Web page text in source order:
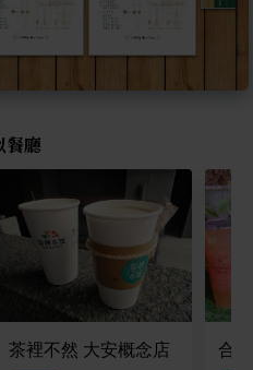
餐廳
奶茶
茶裡不然 大安概念店 合